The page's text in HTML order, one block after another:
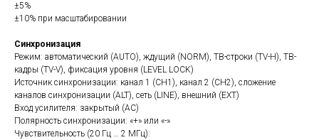
±5%
±10% при масштабировании
Синхронизация
Режим: автоматический (AUTO), ждущий (NORM), ТВ-строки (TV-H), ТВ-
кадры (TV-V), фиксация уровня (LEVEL LOCK)
Источник синхронизации: канал 1 (CH1), канал 2 (CH2), сложение
каналов синхронизации (ALT), сеть (LINE), внешний (EXT)
Вход усилителя: закрытый (AC)
Полярность синхронизации: «+» или «-»
Чувствительность (20 Гц … 2 МГц):